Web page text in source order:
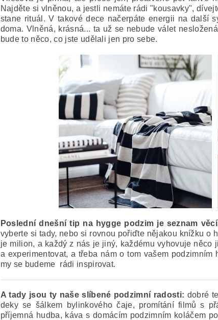
Najděte si vlněnou, a jestli nemáte rádi "kousavky",
stane rituál. V takové dece načerpáte energii na další
doma. Vlněná, krásná... ta už se nebude válet
bude to něco, co jste udělali jen pro sebe.
Poslední dnešní tip na hygge podzim je seznam
vyberte si tady, nebo si rovnou pořiďte nějakou knížku o
je milion, a každý z nás je jiný, každému vyhovuje
a experimentovat, a třeba nám o tom vašem
my se budeme rádi inspirovat.
A tady jsou ty naše slíbené podzimní radosti: dobré
deky se šálkem bylinkového čaje, promítání filmů s
příjemná hudba, káva s domácím podzimním koláčem